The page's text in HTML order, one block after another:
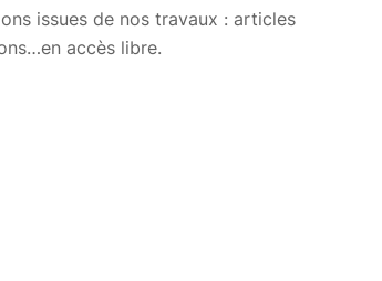
issues de nos travaux : articles
accès libre.